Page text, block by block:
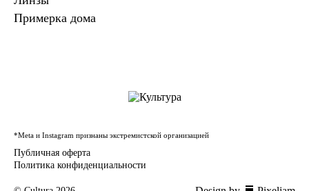
Примерка дома
*Meta и Instagram признаны экстремистской организацией
Публичная оферта
Политика конфиденциальности